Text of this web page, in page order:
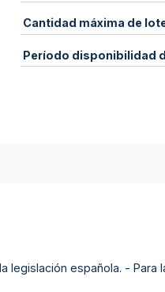
Cantidad máxima de
Período disponibilidad
española. - Para